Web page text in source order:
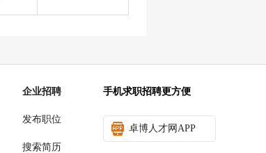
企业招聘
发布职位
搜索简历
手机求职招聘更方便
卓博人才网APP